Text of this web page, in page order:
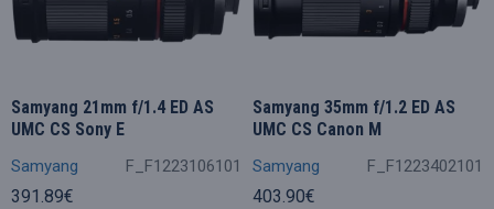
Samyang F_F1223106101
Samyang 21mm f/1.4 ED AS
UMC CS Sony E
391.89€
Samyang F_F1223402101
Samyang 35mm f/1.2 ED AS
UMC CS Canon M
403.90€